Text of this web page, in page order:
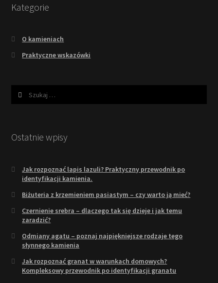
Kategorie
O kamieniach
Praktyczne wskazówki
Ostatnie wpisy
Jak rozpoznać lapis lazuli? Praktyczny przewodnik po
identyfikacji kamienia.
Biżuteria z krzemieniem pasiastym – czy warto ją mieć?
Czernienie srebra – dlaczego tak się dzieje i jak temu
zaradzić?
Odmiany agatu – poznaj najpiękniejsze rodzaje tego
słynnego kamienia
Jak rozpoznać granat w warunkach domowych?
Kompleksowy przewodnik po identyfikacji granatu